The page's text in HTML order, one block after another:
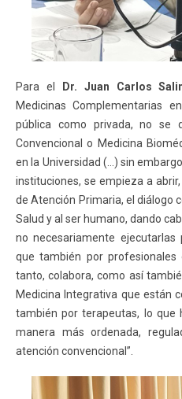
Para el Dr. Juan Carlos
Medicinas Complementarias
pública como privada, no se
Convencional o Medicina
en la Universidad (…) sin
instituciones, se empieza a
de Atención Primaria, el diálogo
Salud y al ser humano, dando
no necesariamente
que también por
tanto, colabora, como así
Medicina Integrativa que están
también por terapeutas, lo que
manera más ordenada,
atención convencional”.